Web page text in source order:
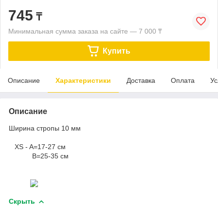
745 ₸
Минимальная сумма заказа на сайте — 7 000 ₸
Купить
Описание Характеристики Доставка Оплата
Описание
Ширина стропы 10 мм
XS - A=17-27 см
B=25-35 см
Скрыть